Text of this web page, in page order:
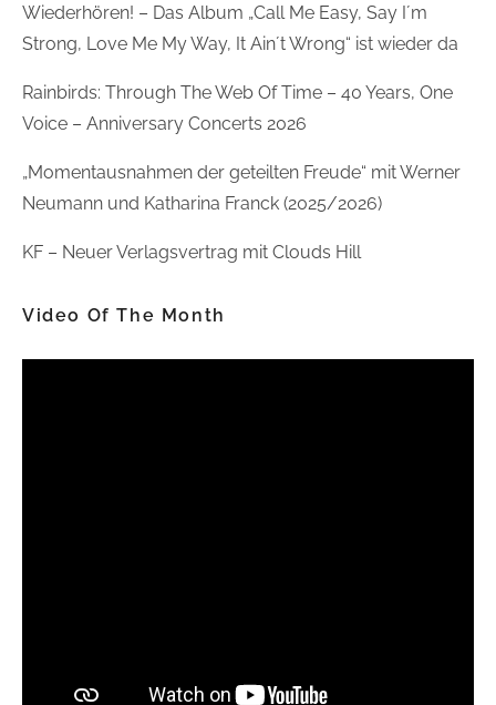
Wiederhören! – Das Album „Call Me Easy, Say I´m
Strong, Love Me My Way, It Ain´t Wrong“ ist wieder da
Rainbirds: Through The Web Of Time – 40 Years, One
Voice – Anniversary Concerts 2026
„Momentausnahmen der geteilten Freude“ mit Werner
Neumann und Katharina Franck (2025/2026)
KF – Neuer Verlagsvertrag mit Clouds Hill
Video Of The Month